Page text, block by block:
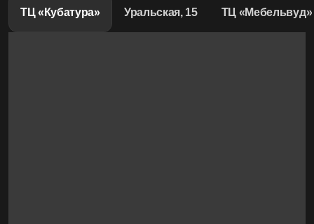
ТЦ «Кубатура» Уральская, 15 ТЦ «Мебельвуд»